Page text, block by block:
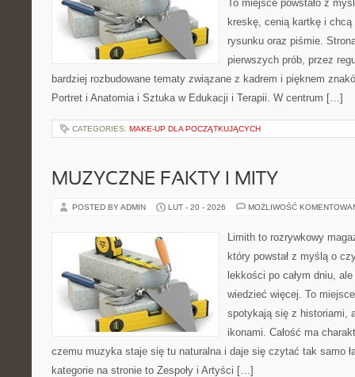
To miejsce powstało z
kreskę, cenią kartkę i chcą
rysunku oraz piśmie.
pierwszych prób, przez
bardziej rozbudowane tematy związane z kadrem i pięknem
Portret i Anatomia i Sztuka w Edukacji i Terapii. W centrum […]
CATEGORIES: MAKE-UP DLA POCZĄTKUJĄCYCH
MUZYCZNE FAKTY I MITY
POSTED BY ADMIN LUT - 20 - 2026 MOŻLIWOŚĆ
Limith to rozrywkowy
który powstał z myślą o
lekkości po całym dniu,
wiedzieć więcej. To
spotykają się z historiami,
ikonami. Całość ma
czemu muzyka staje się tu naturalna i daje się czytać tak samo
kategorie na stronie to Zespoły i Artyści […]